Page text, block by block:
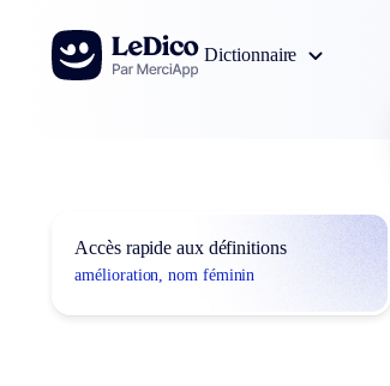
Aller au contenu
Dictionnaire
Accès rapide aux définitions
amélioration, nom féminin